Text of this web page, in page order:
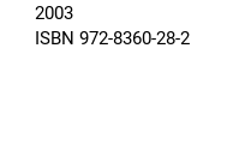
2003
ISBN 972-8360-28-2